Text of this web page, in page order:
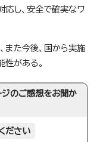
応し、安全で確実なワ
また今後、国から実施
がある。
ジのご感想をお聞か
ださい